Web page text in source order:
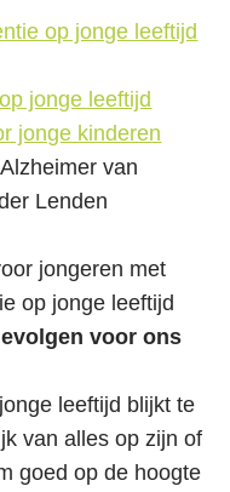
op jonge leeftijd
jonge leeftijd
jonge kinderen
van
Lenden
jongeren met
op jonge leeftijd
voor ons
leeftijd blijkt te
van alles op zijn of
goed op de hoogte